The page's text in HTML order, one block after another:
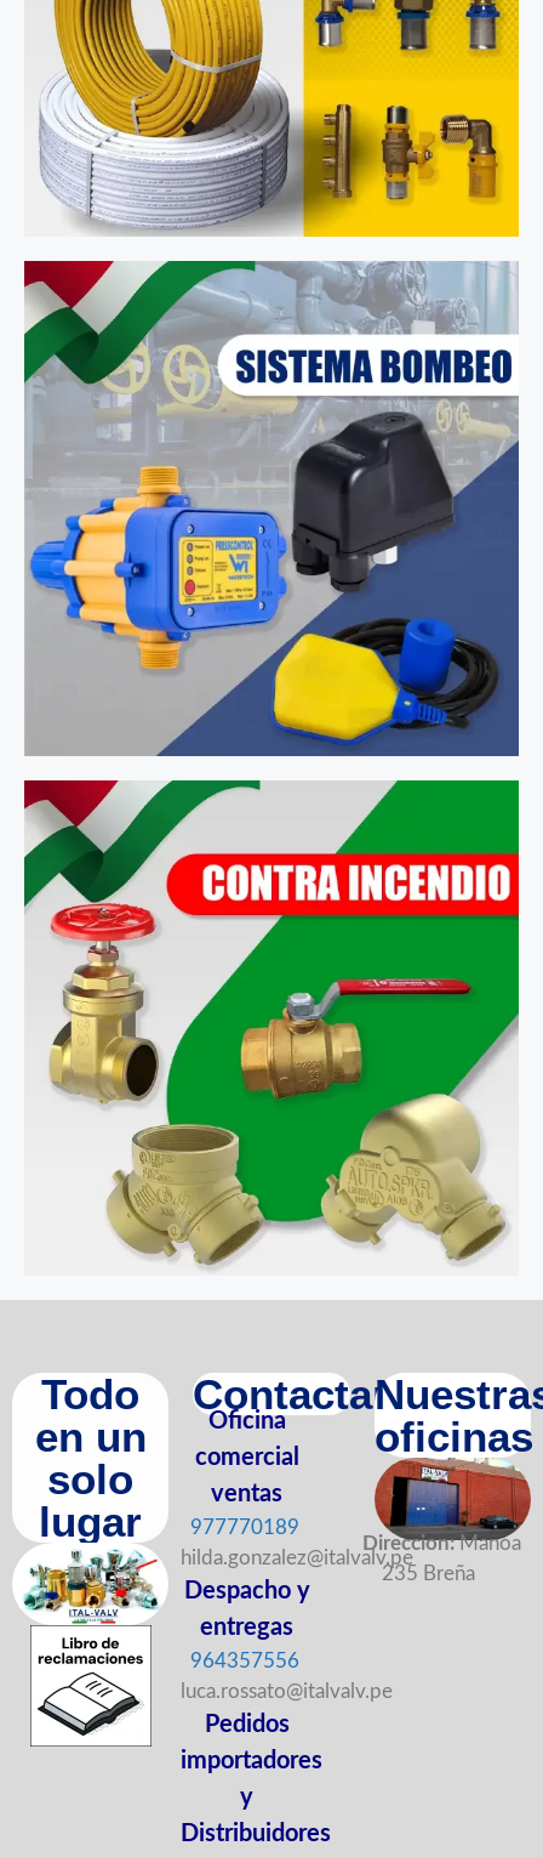
Todo
en un
solo
lugar
Contactanos
Oficina
comercial
ventas
977770189
hilda.gonzalez@italvalv.pe
Despacho y
entregas
964357556
luca.rossato@italvalv.pe
Pedidos
importadores
y
Distribuidores
oficinas
Direccion:Manoa
235 Breña